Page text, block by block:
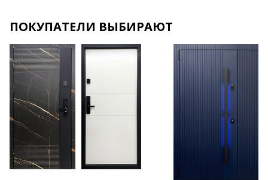
Хочу такую
Хочу такую
ПОКУПАТЕЛИ ВЫБИРАЮТ